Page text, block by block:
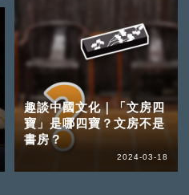
趣談中國文化｜「文房四
寶」是哪四寶？文房不是
書房？
2024-03-18